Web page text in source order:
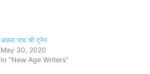
अकरा पाच ची ट्रेन
May 30, 2020
In "New Age Writers"